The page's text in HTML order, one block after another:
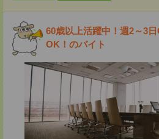
60歳以上活躍中！週2～3
OK！のバイト